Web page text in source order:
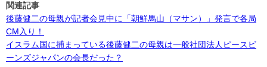
関連記事
後藤健二の母親が記者会見中に「朝鮮馬山（マサン）」発言で各局
CM入り！
イスラム国に捕まっている後藤健二の母親は一般社団法人ピースビ
ーンズジャパンの会長だった？